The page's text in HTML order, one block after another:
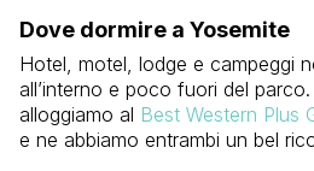
Dove dormire a Yosemite
Hotel, motel, lodge e campeggi
all’interno e poco fuori del
alloggiamo al Best Western Plus
e ne abbiamo entrambi un bel